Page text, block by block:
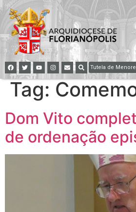
Tutela de
Tag:
Dom Vito
de ordenação